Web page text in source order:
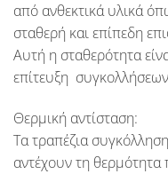
από ανθεκτικά υλικά
σταθερή και επίπεδη
Αυτή η σταθερότητα
επίτευξη
Θερμική αντίσταση:
Τα τραπέζια
αντέχουν τη θερμότητα